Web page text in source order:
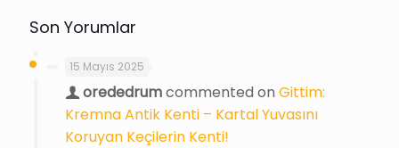
Son Yorumlar
15 Mayıs 2025
orededrumcommented on Gittim:
Kremna Antik Kenti – Kartal Yuvasını
Koruyan Keçilerin Kenti!